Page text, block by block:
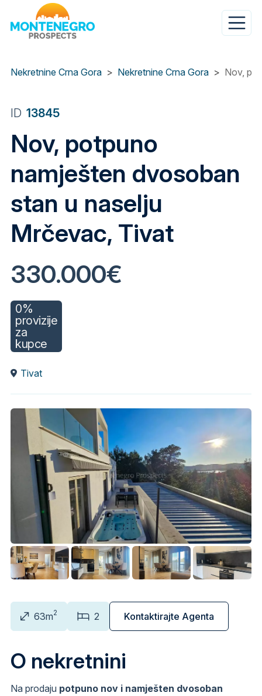
Nekretnine Crna Gora
Nekretnine Crna Gora Nov,
ID 13845
Nov, potpuno
namješten dvosoban
stan u naselju
Mrčevac, Tivat
330.000€
0%
provizije
za
kupce
Tivat
63m2 2 Kontaktirajte Agenta
O nekretnini
Na prodaju potpuno nov i namješten dvosoban